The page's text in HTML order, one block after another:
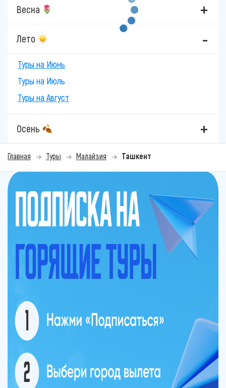
Весна
Лето
Туры на Июнь
Туры на Июль
Туры на Август
Осень
Главная Туры Малайзия Ташкент